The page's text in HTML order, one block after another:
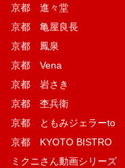
京都 進々堂
京都 亀屋良長
京都 鳳泉
京都 Vena
京都 岩さき
京都 杢兵衛
京都 ともみジェラーto
京都 KYOTO BISTRO
ミクニさん動画シリーズ